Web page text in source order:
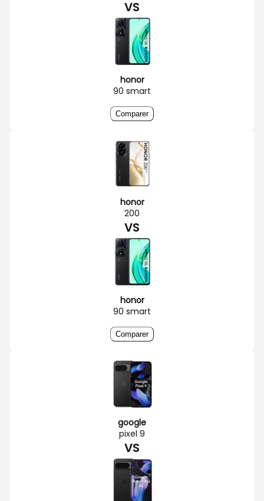
VS
honor
90 smart
Comparer
honor
200
VS
honor
90 smart
Comparer
google
pixel 9
VS